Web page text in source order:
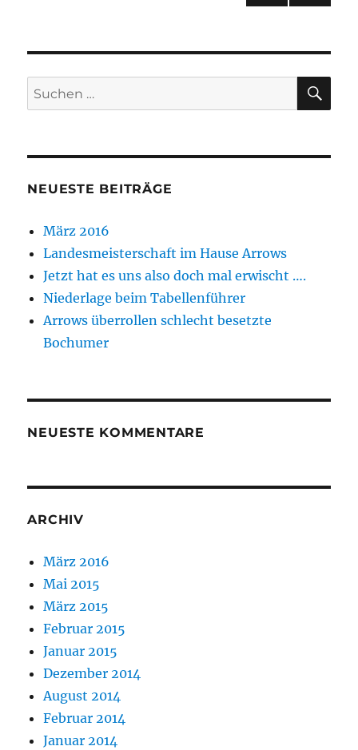
Beiträge
SEIT
E
Suchen
nach:
NEUESTE BEITRÄGE
März 2016
Landesmeisterschaft im Hause Arrows
Jetzt hat es uns also doch mal erwischt ….
Niederlage beim Tabellenführer
Arrows überrollen schlecht besetzte
Bochumer
NEUESTE KOMMENTARE
ARCHIV
März 2016
Mai 2015
März 2015
Februar 2015
Januar 2015
Dezember 2014
August 2014
Februar 2014
Januar 2014